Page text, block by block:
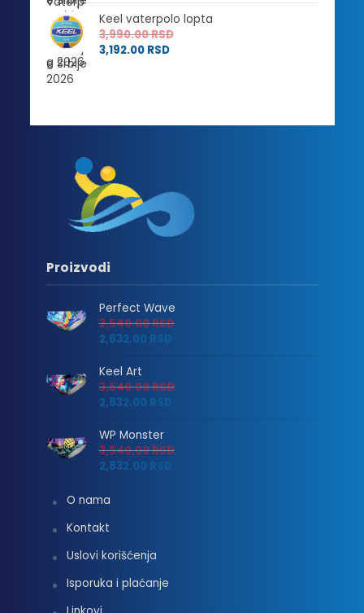
Keel vaterpolo lopta
3,990.00RSD
3,192.00 RSD
Proizvodi
Perfect Wave
3,540.00RSD
2,832.00 RSD
Keel Art
3,540.00RSD
2,832.00 RSD
WP Monster
3,540.00RSD
2,832.00 RSD
O nama
Kontakt
Uslovi korišćenja
Isporuka i plaćanje